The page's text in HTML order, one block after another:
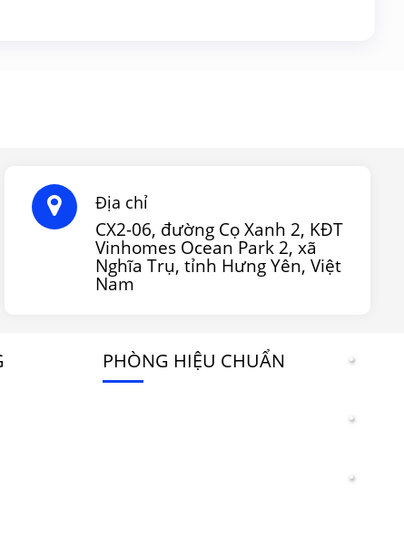
Địa chỉ
CX2-06, đường Cọ Xanh 2, KĐT
Vinhomes Ocean Park 2, xã
Nghĩa Trụ, tỉnh Hưng Yên, Việt
Nam
PHÒNG HIỆU CHUẨN